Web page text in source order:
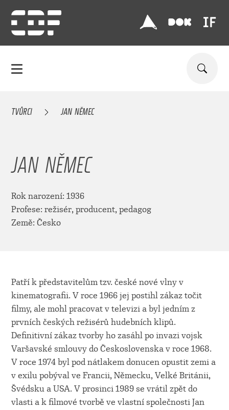
TVŮRCI JAN NĚMEC
JAN NĚMEC
Rok narození: 1936
Profese: režisér, producent, pedagog
Země: Česko
Patří k představitelům tzv. české nové vlny v
kinematografii. V roce 1966 jej postihl zákaz točit
filmy, ale mohl pracovat v televizi a byl jedním z
prvních českých režisérů hudebních klipů.
Definitivní zákaz tvorby ho zasáhl po invazi vojsk
Varšavské smlouvy do Československa v roce 1968.
V roce 1974 byl pod nátlakem donucen opustit zemi a
v exilu pobýval ve Francii, Německu, Velké Británii,
Švédsku a USA. V prosinci 1989 se vrátil zpět do
vlasti a k filmové tvorbě ve vlastní společnosti Jan